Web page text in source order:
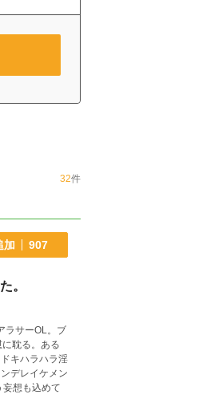
32件
加 907
。
ラサーOL。ブ
耽る。ある
キハラハラ淫
デレイケメン
想も込めて